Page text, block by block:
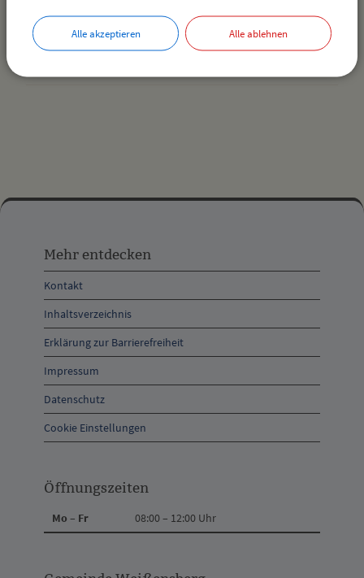
entdecken,
Öffnungszeiten
und
Anschrift
und
Kontakt
Mehr entdecken
Kontakt
Inhaltsverzeichnis
Erklärung zur Barrierefreiheit
Impressum
Datenschutz
Cookie Einstellungen
Öffnungszeiten
Mo – Fr 08:00 – 12:00 Uhr
Alle akzeptieren Alle ablehnen